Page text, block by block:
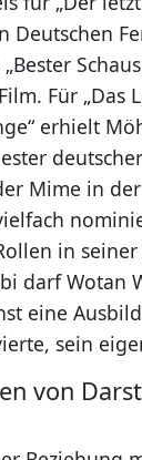
Deutschen
Für „Das
erhielt
Mime in der
in
darf Wotan
eine
sein
von